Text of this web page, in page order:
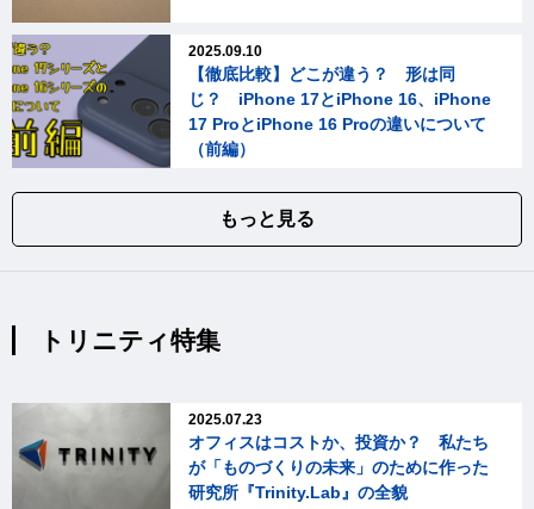
2025.09.10
【徹底比較】どこが違う？ 形は同
じ？ iPhone 17とiPhone 16、iPhone
17 ProとiPhone 16 Proの違いについて
（前編）
もっと見る
トリニティ特集
2025.07.23
オフィスはコストか、投資か？ 私たち
が「ものづくりの未来」のために作った
研究所『Trinity.Lab』の全貌